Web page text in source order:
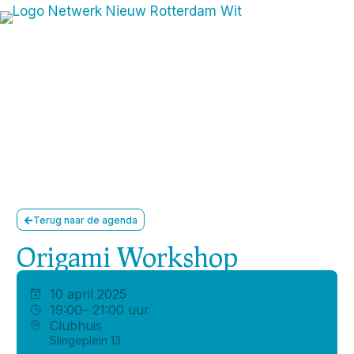
Terug naar de agenda
Origami Workshop
10 april 2025
19:00– 21:00 uur
Clubhuis
Slingeplein 13